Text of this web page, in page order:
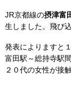
JR京都線の摂津富
生しました。飛び
発表によりますと
富田駅～総持寺駅
２０代の女性が接